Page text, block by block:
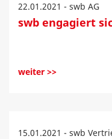
22.01.2021 - swb AG
swb engagiert
weiter >>
15.01.2021 - swb